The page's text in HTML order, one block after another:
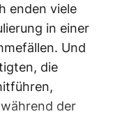
enden viele
in einer
Und
die
der